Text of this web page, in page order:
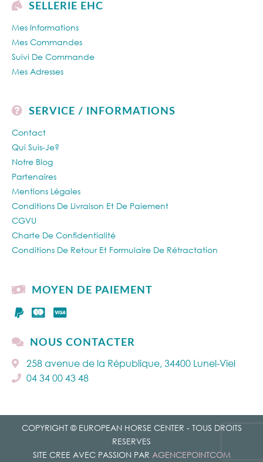
SELLERIE EHC
Mes Informations
Mes Commandes
Suivi De Commande
Mes Adresses
SERVICE / INFORMATIONS
Contact
Qui Suis-Je?
Notre Blog
Partenaires
Mentions Légales
Conditions De Livraison Et De Paiement
CGVU
Charte De Confidentialité
Conditions De Retour Et Formulaire De Rétractation
MOYEN DE PAIEMENT
NOUS CONTACTER
258 avenue de la République, 34400 Lunel-Viel
04 34 00 43 48
COPYRIGHT © EUROPEAN HORSE CENTER - TOUS DROITS
RESERVES
SITE CREE AVEC PASSION PAR AGENCEPOINTCOM